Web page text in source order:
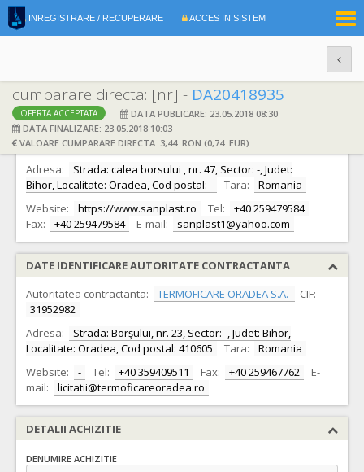
INREGISTRARE / RECUPERARE ACCES IN SISTEM
cumparare directa: [nr] - DA20418935
OFERTA ACCEPTATA
DATA PUBLICARE: 23.05.2018 08:30
DATA FINALIZARE: 23.05.2018 10:03
VALOARE CUMPARARE DIRECTA: 3,44 RON (0,74 EUR)
DATE IDENTIFICARE OFERTANT
Ofertant: S.C. S.C. Sanplast S.R.L. S.R.L. CIF:
Adresa:
Strada: calea borsului , nr. 47, Sector: -, Judet:
Bihor, Localitate: Oradea, Cod postal: -
Tara:
Romania
Website:
https://www.sanplast.ro Tel:
+40 259479584
Fax:
+40 259479584 E-mail: sanplast1@yahoo.com
DATE IDENTIFICARE AUTORITATE CONTRACTANTA
Autoritatea contractanta:
TERMOFICARE ORADEA S.A.
CIF:
31952982
Adresa:
Strada: Borşului, nr. 23, Sector: -, Judet: Bihor,
Localitate: Oradea, Cod postal: 410605
Tara:
Romania
Website:
- Tel: +40 359409511 Fax: +40 259467762
E-
mail:
licitatii@termoficareoradea.ro
DETALII ACHIZITIE
DENUMIRE ACHIZITIE